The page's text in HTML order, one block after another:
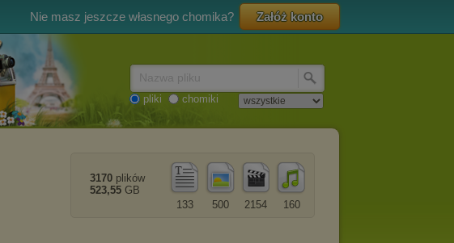
Nie masz jeszcze własnego chomika? Załóż konto
pliki chomiki
160
2154
500
133
3170 plików
523,55 GB